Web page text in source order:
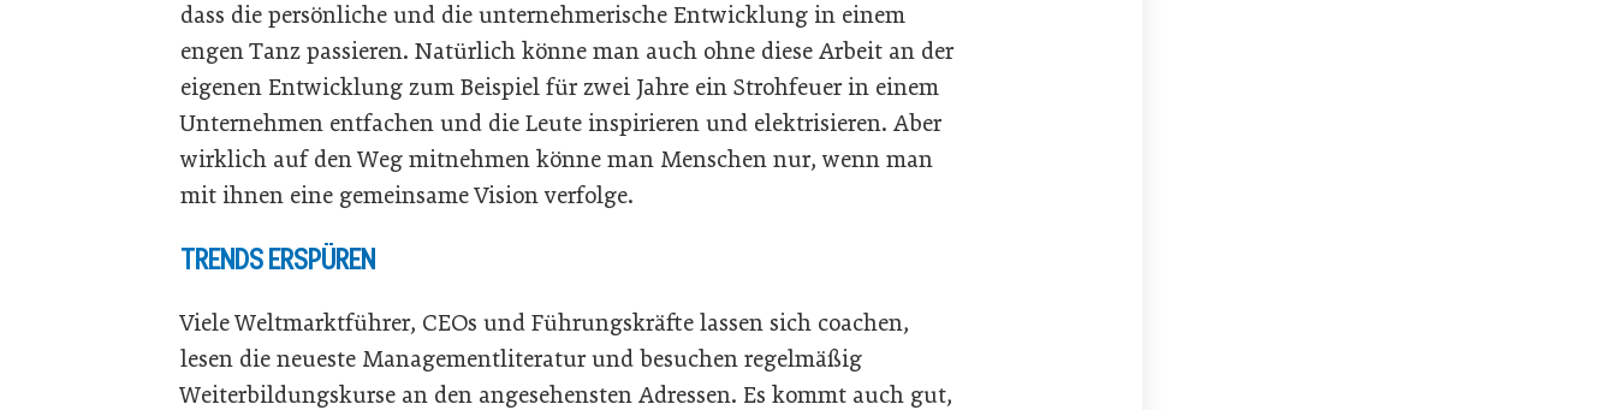
dass die persönliche und die unternehmerische Entwicklung in einem
engen Tanz passieren. Natürlich könne man auch ohne diese Arbeit an der
eigenen Entwicklung zum Beispiel für zwei Jahre ein Strohfeuer in einem
Unternehmen entfachen und die Leute inspirieren und elektrisieren. Aber
wirklich auf den Weg mitnehmen könne man Menschen nur, wenn man
mit ihnen eine gemeinsame Vision verfolge.
TRENDS ERSPÜREN
Viele Weltmarktführer, CEOs und Führungskräfte lassen sich coachen,
lesen die neueste Managementliteratur und besuchen regelmäßig
Weiterbildungskurse an den angesehensten Adressen. Es kommt auch gut,